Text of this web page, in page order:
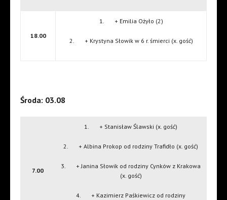
18.00
1. + Emilia Ożyło (2)
2. + Krystyna Słowik w 6 r. śmierci (x. gość)
Środa: 03.08
7.00
1. + Stanisław Ślawski (x. gość)
2. + Albina Prokop od rodziny Trafidło (x. gość)
3. + Janina Słowik od rodziny Cynków z Krakowa
(x. gość)
4. + Kazimierz Paśkiewicz od rodziny